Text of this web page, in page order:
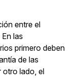
entre el
las
primero deben
de las
otro lado, el